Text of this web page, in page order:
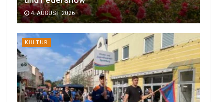
4. AUGUST 2026
KULTUR